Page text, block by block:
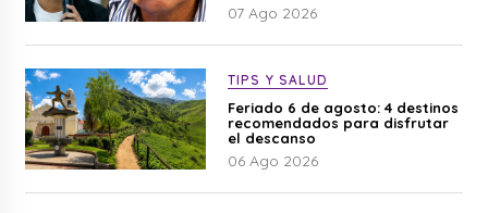
07 Ago 2026
TIPS Y SALUD
Feriado 6 de agosto: 4 destinos
recomendados para disfrutar
el descanso
06 Ago 2026